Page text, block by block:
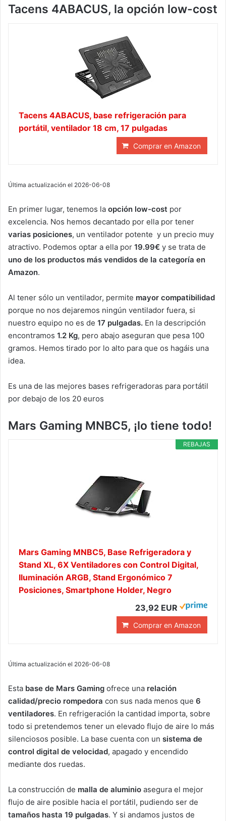
Tacens 4ABACUS, la opción low-cost
Tacens 4ABACUS, base refrigeración para
portátil, ventilador 18 cm, 17 pulgadas
Comprar en Amazon
Última actualización el 2026-06-08
En primer lugar, tenemos la opción low-cost por
excelencia. Nos hemos decantado por ella por tener
varias posiciones, un ventilador potente y un precio muy
atractivo. Podemos optar a ella por 19.99€ y se trata de
uno de los productos más vendidos de la categoría en
Amazon.
Al tener sólo un ventilador, permite mayor compatibilidad
porque no nos dejaremos ningún ventilador fuera, si
nuestro equipo no es de 17 pulgadas. En la descripción
encontramos 1.2 Kg, pero abajo aseguran que pesa 100
gramos. Hemos tirado por lo alto para que os hagáis una
idea.
Es una de las mejores bases refrigeradoras para portátil
por debajo de los 20 euros
Mars Gaming MNBC5, ¡lo tiene todo!
REBAJAS
Mars Gaming MNBC5, Base Refrigeradora y
Stand XL, 6X Ventiladores con Control Digital,
Iluminación ARGB, Stand Ergonómico 7
Posiciones, Smartphone Holder, Negro
23,92 EUR
Comprar en Amazon
Última actualización el 2026-06-08
Esta base de Mars Gaming ofrece una relación
calidad/precio rompedora con sus nada menos que 6
ventiladores. En refrigeración la cantidad importa, sobre
todo si pretendemos tener un elevado flujo de aire lo más
silenciosos posible. La base cuenta con un sistema de
control digital de velocidad, apagado y encendido
mediante dos ruedas.
La construcción de malla de aluminio asegura el mejor
flujo de aire posible hacia el portátil, pudiendo ser de
tamaños hasta 19 pulgadas. Y si andamos justos de